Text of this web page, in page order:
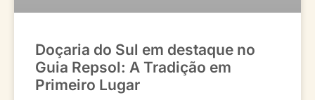
Doçaria do Sul em destaque no
Guia Repsol: A Tradição em
Primeiro Lugar